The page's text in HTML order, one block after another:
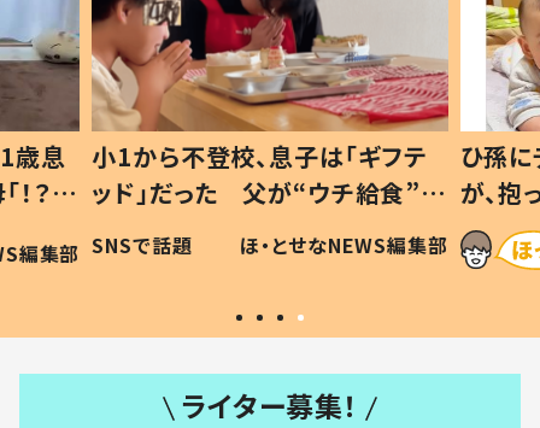
歳息
？」
編集部
小1から不登校、息子は「ギフテ
ッド」だった 父が“ウチ給食”を
作り続ける理由とは #令和の親
#令和の子
SNSで話題 ほ・とせなNEWS編集部
ひ孫
が、
「涙が
い」
ライター募集！